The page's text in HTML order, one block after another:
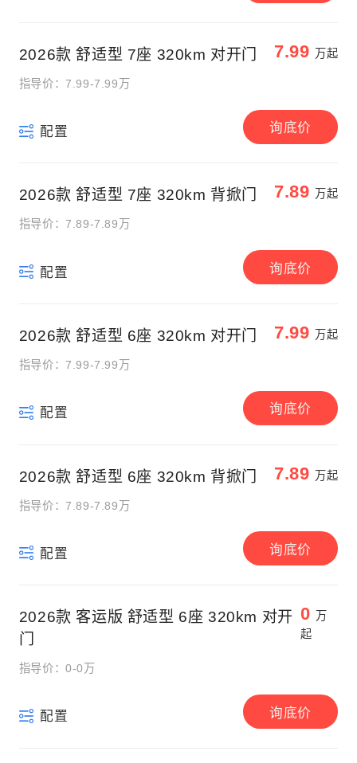
2026款 舒适型 7座 320km 对开门 7.99 万起
指导价：7.99-7.99万
配置 询底价
2026款 舒适型 7座 320km 背掀门 7.89 万起
指导价：7.89-7.89万
配置 询底价
2026款 舒适型 6座 320km 对开门 7.99 万起
指导价：7.99-7.99万
配置 询底价
2026款 舒适型 6座 320km 背掀门 7.89 万起
指导价：7.89-7.89万
配置 询底价
2026款 客运版 舒适型 6座 320km 对开
门
0万
起
指导价：0-0万
配置 询底价